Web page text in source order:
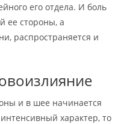
его отдела. И боль
ее стороны, а
распространяется и
и в шее начинается
характер, то